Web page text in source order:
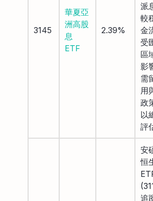
3145
華夏亞
洲高股
息
ETF
2.39%
派
較
金
受
區
影
需
用
政
以
評
安
恒
追